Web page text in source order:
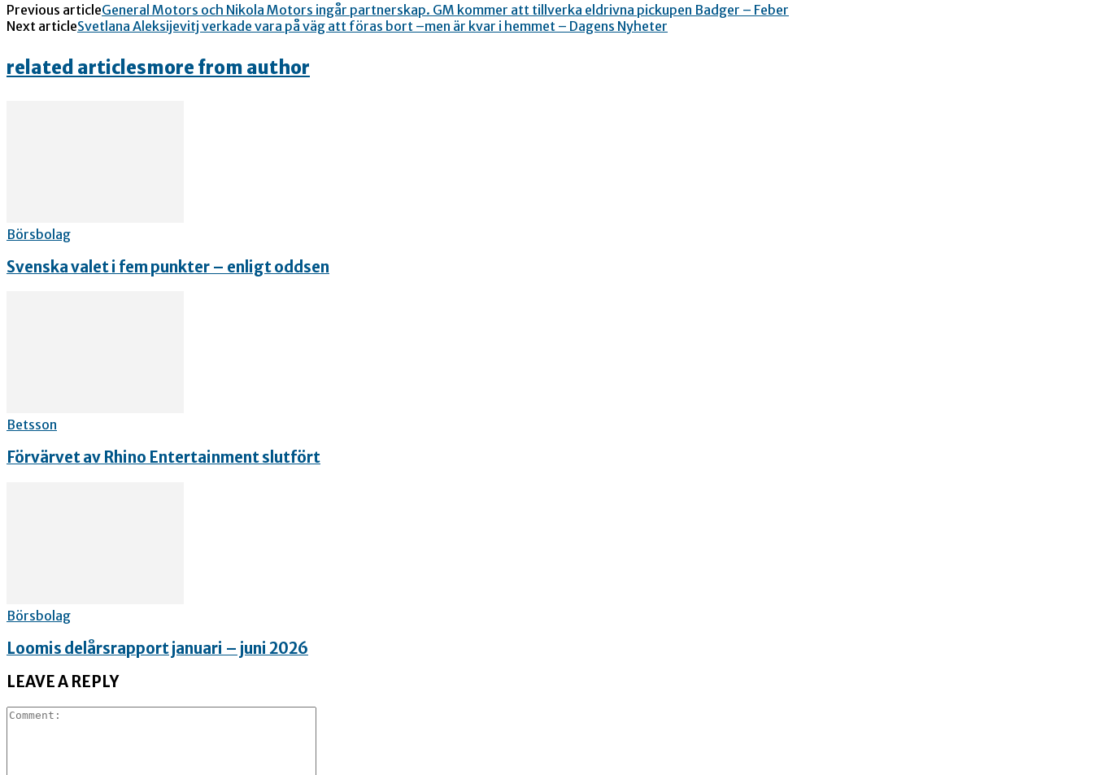
Previous articleGeneral Motors och Nikola Motors ingår partnerskap. GM kommer att tillverka eldrivna pickupen Badger – Feber
Next articleSvetlana Aleksijevitj verkade vara på väg att föras bort –men är kvar i hemmet – Dagens Nyheter
related articlesmore from author
Börsbolag
Svenska valet i fem punkter – enligt oddsen
Betsson
Förvärvet av Rhino Entertainment slutfört
Börsbolag
Loomis delårsrapport januari – juni 2026
LEAVE A REPLY